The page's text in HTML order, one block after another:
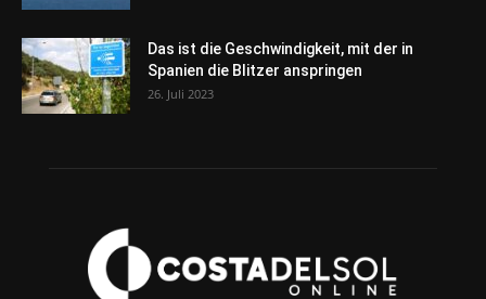
Das ist die Geschwindigkeit, mit der in
Spanien die Blitzer anspringen
26. Juli 2023